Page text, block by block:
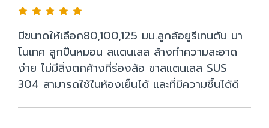
มีขนาดให้เลือก80,100,125 มม.ลูกล้อยูรีเทนตัน นา
โนเทค ลูกปืนหมอน สแตนเลส ล้างทำความสะอาด
ง่าย ไม่มีสิ่งตกค้างที่ร่องล้อ ขาสแตนเลส SUS
304 สามารถใช้ในห้องเย็นได้ และที่มีความชื้นได้ดี